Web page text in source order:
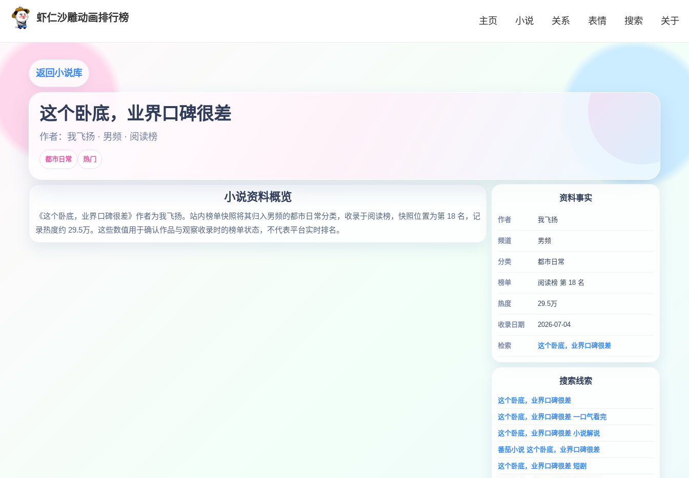
虾仁沙雕动画排行榜 主页 小说 关系 表情 搜索 关于
返回小说库
这个卧底，业界口碑很差
作者：我飞扬 · 男频 · 阅读榜
都市日常 热门
小说资料概览
《这个卧底，业界口碑很差》作者为我飞扬。站内榜单快照将其归入男频的都市日常分类，收录于阅读榜，快照位置为第 18 名，记
录热度约 29.5万。这些数值用于确认作品与观察收录时的榜单状态，不代表平台实时排名。
资料事实
作者 我飞扬
频道 男频
分类 都市日常
榜单 阅读榜 第 18 名
热度 29.5万
收录日期 2026-07-04
检索 这个卧底，业界口碑很差
搜索线索
这个卧底，业界口碑很差
这个卧底，业界口碑很差 一口气看完
这个卧底，业界口碑很差 小说解说
番茄小说 这个卧底，业界口碑很差
这个卧底，业界口碑很差 短剧